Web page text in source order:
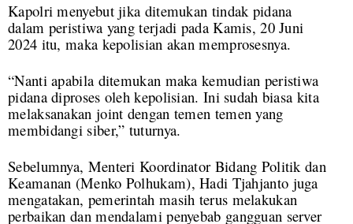
Kapolri menyebut jika ditemukan tindak pidana
dalam peristiwa yang terjadi pada Kamis, 20 Juni
2024 itu, maka kepolisian akan memprosesnya.
“Nanti apabila ditemukan maka kemudian peristiwa
pidana diproses oleh kepolisian. Ini sudah biasa kita
melaksanakan joint dengan temen temen yang
membidangi siber,” tuturnya.
Sebelumnya, Menteri Koordinator Bidang Politik dan
Keamanan (Menko Polhukam), Hadi Tjahjanto juga
mengatakan, pemerintah masih terus melakukan
perbaikan dan mendalami penyebab gangguan server